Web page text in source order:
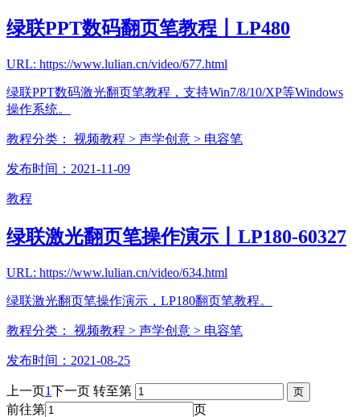
绿联PPT数码翻页笔教程丨LP480
URL: https://www.lulian.cn/video/677.html
绿联PPT数码激光翻页笔教程，支持Win7/8/10/XP等Windows
操作系统。
教程分类： 视频教程 > 声学创意 > 电容笔
发布时间：2021-11-09
教程
绿联激光翻页笔操作演示丨LP180-60327
URL: https://www.lulian.cn/video/634.html
绿联激光翻页笔操作演示，LP180翻页笔教程。
教程分类： 视频教程 > 声学创意 > 电容笔
发布时间：2021-08-25
上一页1下一页 转至第
前往第
页